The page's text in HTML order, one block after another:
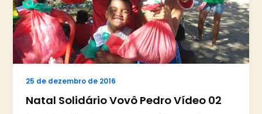
25 de dezembro de 2016
Natal Solidário Vovô Pedro Vídeo 02